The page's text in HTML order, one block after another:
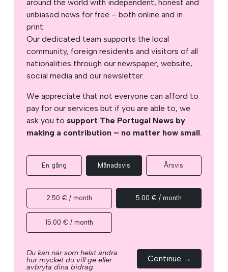
around the world with independent, honest and
unbiased news for free – both online and in
print.
Our dedicated team supports the local
community, foreign residents and visitors of all
nationalities through our newspaper, website,
social media and our newsletter.
We appreciate that not everyone can afford to
pay for our services but if you are able to, we
ask you to support The Portugal News by
making a contribution – no matter how small.
En gång Månadsvis Årsvis
2.50 € / month 5.00 € / month
15.00 € / month
Du kan när som helst ändra
hur mycket du vill ge eller
avbryta dina bidrag.
Continue →